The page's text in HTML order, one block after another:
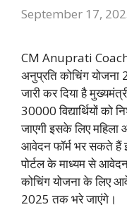
September 17,
CM Anuprati
अनुप्रति कोचिंग
जारी कर दिया है
30000 विद्यार्थियों को
जाएगी इसके लिए महिला
आवेदन फॉर्म भर सकते हैं
पोर्टल के माध्यम से आवेदन
कोचिंग योजना के लिए
2025 तक भरे जाएंगे।